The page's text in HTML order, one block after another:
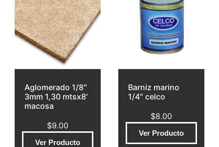
Aglomerado 1/8″
3mm 1,30 mtsx8′
macosa
$9.00
Ver Producto
Barniz marino
1/4″ celco
$8.00
Ver Producto